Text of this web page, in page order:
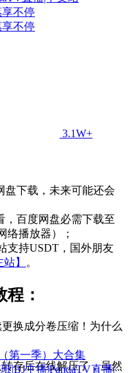
盘下载，未来可能还会
，百度网盘必需下载至
络播放器）；
支持USDT，国外朋友
站】 。
：
换成分卷压缩！为什么
存后在线解压了，虽然
享不停
享不停
3.1W+